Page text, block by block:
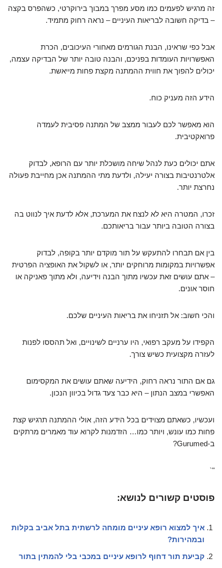
זה מרגיש לפעמים כמו מסע מפרך במבוך בירוקרטי, כשהפרס בקצה
– בדיקה חשובה לבריאות העיניים – נראה רחוק מתמיד.
אבל כפי שראינו, הבנת הגורמים מאחורי העיכובים, הכרת
האפשרויות העומדות בפניכם, והבנה טובה יותר של הבדיקה עצמה,
יכולים להפוך את חווית ההמתנה מקצת פחות מייאשת.
הידע הזה מעניק כוח.
הוא מאפשר לכם לעבור ממצב של המתנה פסיבית לעמדה
פרואקטיבית.
אתם יכולים כעת לנהל שיחה מושכלת יותר עם הרופא, לבדוק
אלטרנטיבות בצורה יעילה, ולדעת מתי ההמתנה אכן מחייבת פעולה
נחרצת יותר.
זכרו, המטרה היא לא לנצח את המערכת, אלא לדעת איך לנווט בה
בצורה הטובה ביותר עבור בריאותכם.
בין אם תבחרו להתעקש על תור מוקדם יותר בקופה, לבדוק
אפשרויות במקומות מרוחקים יותר, או לשקול את האופציה הפרטית
– אתם עושים זאת עכשיו מתוך הבנה וידיעה, ולא מתוך פאניקה או
חוסר אונים.
והכי חשוב: אל תזניחו את בריאות העיניים שלכם.
הקפידו על מעקב רפואי, היו ערניים לשינויים, ואל תהססו לפנות
לעזרה מקצועית כשיש צורך.
גם אם התור נראה רחוק, הידיעה שאתם עושים את המקסימום
האפשרי במצב הנתון – היא כבר צעד גדול בכיוון הנכון.
ועכשיו, כשאתם מצוידים בכל הידע הזה, אולי ההמתנה תרגיש קצת
פחות כמו עונש, ויותר כמו… הזדמנות לקרוא עוד מאמרים מרתקים
ב-Gurumed?
"`
פוסטים קשורים לנושא:
איך למצוא רופא עיניים מומחה לרשתית בתל אביב בקלות
ובמהירות?
קביעת תור דחוף לרופא עיניים במכבי בלי להמתין בתור